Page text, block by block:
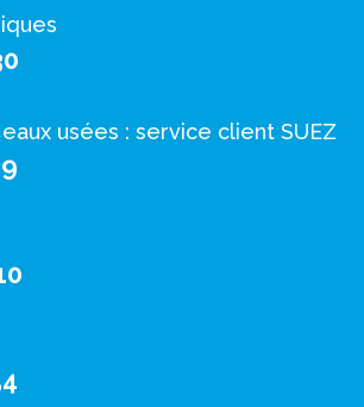
usées : service client SUEZ